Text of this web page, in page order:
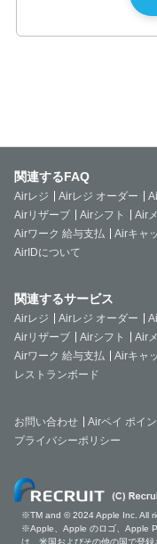
関連するFAQ
Airレジ Airレジ オーダー
Airリザーブ
Airシフト Air
Airワーク 給与支払
Airキャ
AirIDについて
関連するサービス
Airレジ Airレジ オーダー
Airリザーブ
Airシフト Air
Airワーク 給与支払
Airキャ
レストランボード
お問い合わせ Airペイ ポイ
プライバシーポリシー
※TM and © 2024 Apple Inc. All
※Apple、Apple のロゴ、Apple
は、米国およびその他の国で登録